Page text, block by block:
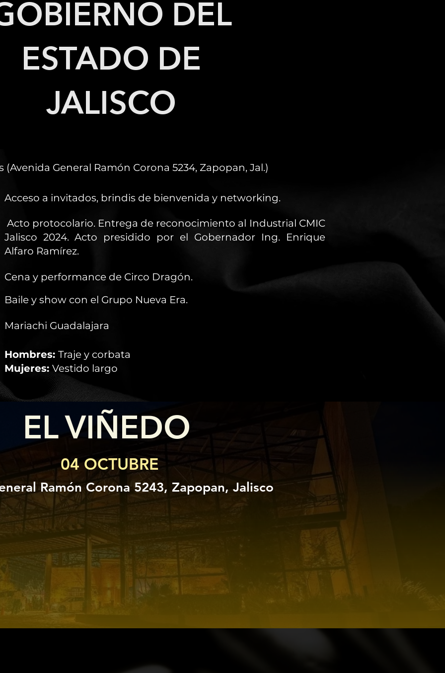
DEL
ESTADO DE
JALISCO
General Ramón Corona 5234, Zapopan, Jal.)
Acceso a invitados, brindis de bienvenida y networking.
Acto protocolario. Entrega de reconocimiento al Industrial CMIC
Jalisco 2024. Acto presidido por el Gobernador Ing. Enrique
Alfaro Ramírez.
Cena y performance de Circo Dragón.
Baile y show con el Grupo Nueva Era.
Mariachi Guadalajara
Hombres: Traje y corbata
Mujeres: Vestido largo
EL VIÑEDO
04 OCTUBRE
Ramón Corona 5243, Zapopan, Jalisco